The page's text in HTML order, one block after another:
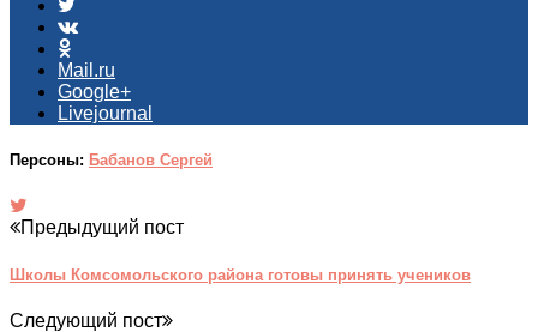
Mail.ru
Google+
Livejournal
Персоны: Бабанов Сергей
Предыдущий пост
Школы Комсомольского района готовы принять учеников
Следующий пост